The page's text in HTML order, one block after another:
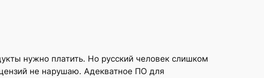
нужно платить. Но русский человек слишком
не нарушаю. Адекватное ПО для